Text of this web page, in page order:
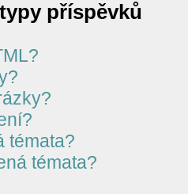
příspěvků
témata?
témata?